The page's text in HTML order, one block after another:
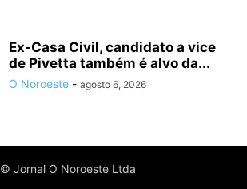
Ex-Casa Civil, candidato a vice
de Pivetta também é alvo da...
O Noroeste - agosto 6, 2026
© Jornal O Noroeste Ltda